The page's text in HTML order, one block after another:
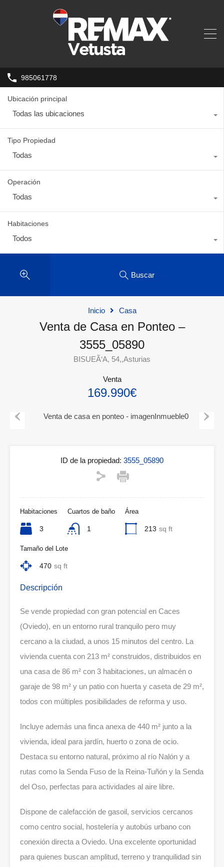
985061778
Ubicación principal
Todas las ubicaciones
Tipo Propiedad
Todas
Operación
Todas
Habitaciones
Todos
Buscar
Inicio Casa
Venta de Casa en Ponteo –
3555_05890
BISUEÃ‘A, 54,,Asturias
Venta
169.990€
ID de la propiedad: 3555_05890
Habitaciones
3
Cuartos de baño
1
Área
213 sq ft
Tamaño del Lote
470 sq ft
Descripción
Se vende propiedad con gran potencial en Caces
(Oviedo), en un entorno rural tranquilo pero muy
cercano a la ciudad, a unos 15 minutos del centro. La
vivienda cuenta con 213 m² construidos, distribuidos en
una casa de 86 m² con 3 habitaciones, un almacén o
garaje de 98 m² y un patio con huerta y caseta de 29 m²,
todos con múltiples posibilidades de reforma y uso.
Incluye además una finca anexa de 440 m² junto a la
vivienda, ideal para jardín, huerto o zona de ocio.
Destaca su entorno natural, próximo al río Nalón y a
rutas como la Senda Fuso de la Reina-Tuñón y la Senda
del Oso, perfectas para actividades al aire libre.
Dispone de calefacción de gasoil, servicios cercanos
como centro social, hostelería y autobús urbano con
conexión directa a Oviedo. Una excelente oportunidad
para quienes buscan amplitud, terreno y tranquilidad sin